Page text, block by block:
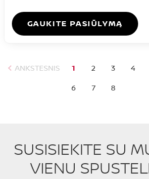
GAUKITE PASIŪLYMĄ
ANKSTESNIS 1 2 3 4
6
7 8
SUSISIEKITE SU
VIENU